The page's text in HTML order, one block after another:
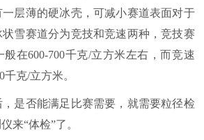
层薄的硬冰壳，可减小赛道表面对于
雪赛道分为竞技和竞速两种，竞技赛
在600-700千克/立方米左右，而竞速
克/立方米。
否能满足比赛需要，就需要粒径检
来“体检”了。